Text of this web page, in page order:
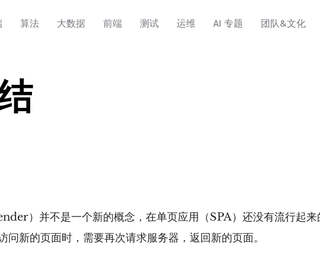
算法 大数据 前端 测试 运维 AI 专题 团队&文化
）并不是一个新的概念，在单页应用（SPA）还没有流行起
问新的页面时，需要再次请求服务器，返回新的页面。